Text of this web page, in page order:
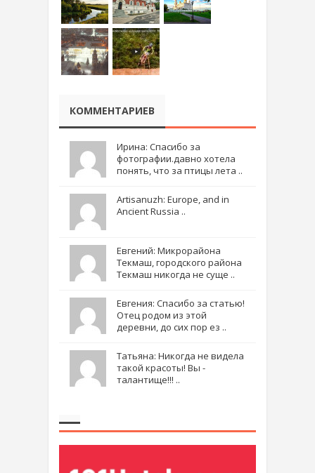
КОММЕНТАРИЕВ
Ирина: Спасибо за
фотографии.давно хотела
понять, что за птицы лета ..
Artisanuzh: Europe, and in
Ancient Russia ..
Евгений: Микрорайона
Текмаш, городского района
Текмаш никогда не суще ..
Евгения: Спасибо за статью!
Отец родом из этой
деревни, до сих пор ез ..
Татьяна: Никогда не видела
такой красоты! Вы -
талантище!!! ..